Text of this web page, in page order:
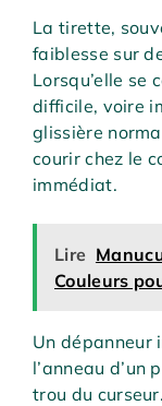
La tirette,
faiblesse sur
Lorsqu’elle se
difficile, voire
glissière
courir chez le
immédiat.
Lire
Couleurs
Un dépanneur
l’anneau d’un
trou du